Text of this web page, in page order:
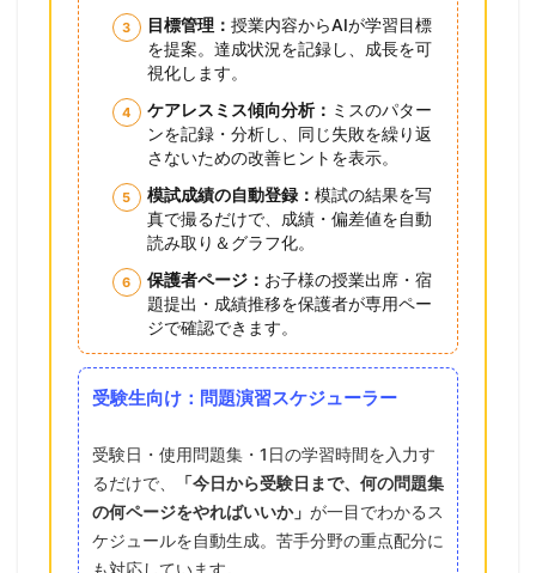
目標管理：授業内容からAIが学習目標
を提案。達成状況を記録し、成長を可
視化します。
ケアレスミス傾向分析： ミスのパター
ンを記録・分析し、同じ失敗を繰り返
さないための改善ヒントを表示。
模試成績の自動登録：模試の結果を写
真で撮るだけで、成績・偏差値を自動
読み取り＆グラフ化。
保護者ページ： お子様の授業出席・宿
題提出・成績推移を保護者が専用ペー
ジで確認できます。
受験生向け：問題演習スケジューラー
受験日・使用問題集・1日の学習時間を入力す
るだけで、
「今日から受験日まで、何の問題集
の何ページをやればいいか」 が一目でわかるス
ケジュールを自動生成。苦手分野の重点配分に